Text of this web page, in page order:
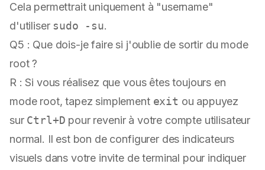
Cela permettrait uniquement à "username"
d'utiliser sudo -su.
Q5 : Que dois-je faire si j'oublie de sortir du mode
root ?
R : Si vous réalisez que vous êtes toujours en
mode root, tapez simplement exit ou appuyez
sur Ctrl+D pour revenir à votre compte utilisateur
normal. Il est bon de configurer des indicateurs
visuels dans votre invite de terminal pour indiquer